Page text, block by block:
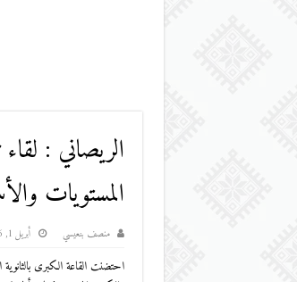
الريصاني :
المستويات
منصف بنعيسي أبريل 1, 2016
احتضنت القاعة الكبرى بالثانوية